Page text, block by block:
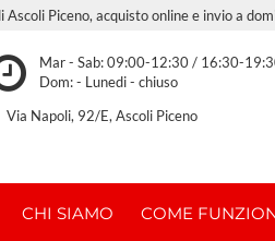
Ascoli Piceno, acquisto online e invio a
Mar - Sab: 09:00-12:30 / 16:30-
Dom: - Lunedi - chiuso
Via Napoli, 92/E, Ascoli Piceno
CHI SIAMO COME